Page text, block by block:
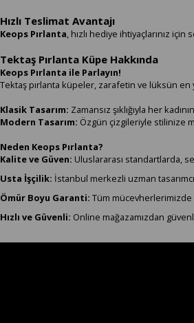
Hızlı Teslimat Avantajı
Keops Pırlanta , hızlı hediye ihtiyaçlarınız
Tektaş Pırlanta Küpe Hakkında
Keops Pırlanta ile Parlayın!
Tektaş pırlanta küpeler, zarafetin ve lüksün
Klasik Tasarım: Zamansız şıklığıyla her
Modern Tasarım: Özgün çizgileriyle stilinize
Neden Keops Pırlanta?
Kalite ve Güven: Uluslararası standartlarda,
Usta İşçilik: İstanbul merkezli uzman
Ömür Boyu Garanti: Tüm
Hızlı ve Güvenli: Online mağazamızdan